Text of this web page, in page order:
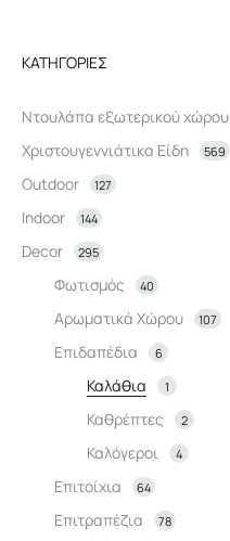
ΚΑΤΗΓΟΡΊΕΣ
Ντουλάπα εξωτερικού χώρου
Χριστουγεννιάτικα Είδη 569
Outdoor 127
Indoor 144
Decor 295
Φωτισμός 40
Αρωματικά Χώρου 107
Επιδαπέδια 6
Καλάθια 1
Καθρέπτες 2
Καλόγεροι 4
Επιτοίχια 64
Επιτραπέζια 78